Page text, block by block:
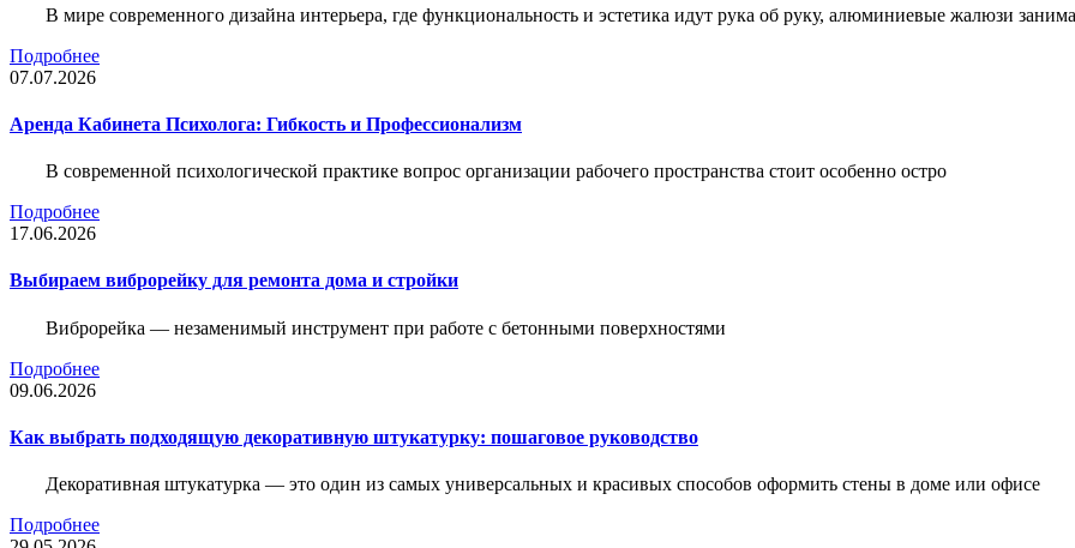
В мире современного дизайна интерьера, где функциональность и эстетика идут рука об руку, алюминиевые жалюзи
Подробнее
07.07.2026
Аренда Кабинета Психолога: Гибкость и Профессионализм
В современной психологической практике вопрос организации рабочего пространства стоит особенно остро
Подробнее
17.06.2026
Выбираем виброрейку для ремонта дома и стройки
Виброрейка — незаменимый инструмент при работе с бетонными поверхностями
Подробнее
09.06.2026
Как выбрать подходящую декоративную штукатурку: пошаговое руководство
Декоративная штукатурка — это один из самых универсальных и красивых способов оформить стены в доме или офисе
Подробнее